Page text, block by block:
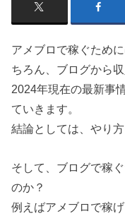
アメブロで稼ぐため
ちろん、ブログから
2024年現在の最新事
ていきます。
結論としては、やり
そして、ブログで稼
のか？
例えばアメブロで稼